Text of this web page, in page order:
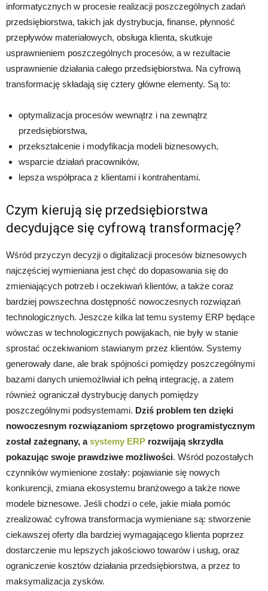
informatycznych w procesie realizacji poszczególnych zadań
przedsiębiorstwa, takich jak dystrybucja, finanse, płynność
przepływów materiałowych, obsługa klienta, skutkuje
usprawnieniem poszczególnych procesów, a w rezultacie
usprawnienie działania całego przedsiębiorstwa. Na cyfrową
transformację składają się cztery główne elementy. Są to:
optymalizacja procesów wewnątrz i na zewnątrz
przedsiębiorstwa,
przekształcenie i modyfikacja modeli biznesowych,
wsparcie działań pracowników,
lepsza współpraca z klientami i kontrahentami.
Czym kierują się przedsiębiorstwa
decydujące się cyfrową transformację?
Wśród przyczyn decyzji o digitalizacji procesów biznesowych
najczęściej wymieniana jest chęć do dopasowania się do
zmieniających potrzeb i oczekiwań klientów, a także coraz
bardziej powszechna dostępność nowoczesnych rozwiązań
technologicznych. Jeszcze kilka lat temu systemy ERP będące
wówczas w technologicznych powijakach, nie były w stanie
sprostać oczekiwaniom stawianym przez klientów. Systemy
generowały dane, ale brak spójności pomiędzy poszczególnymi
bazami danych uniemożliwiał ich pełną integrację, a zatem
również ograniczał dystrybucję danych pomiędzy
poszczególnymi podsystemami. Dziś problem ten dzięki
nowoczesnym rozwiązaniom sprzętowo programistycznym
został zażegnany, asystemy ERP rozwijają skrzydła
pokazując swoje prawdziwe możliwości. Wśród pozostałych
czynników wymienione zostały: pojawianie się nowych
konkurencji, zmiana ekosystemu branżowego a także nowe
modele biznesowe. Jeśli chodzi o cele, jakie miała pomóc
zrealizować cyfrowa transformacja wymieniane są: stworzenie
ciekawszej oferty dla bardziej wymagającego klienta poprzez
dostarczenie mu lepszych jakościowo towarów i usług, oraz
ograniczenie kosztów działania przedsiębiorstwa, a przez to
maksymalizacja zysków.